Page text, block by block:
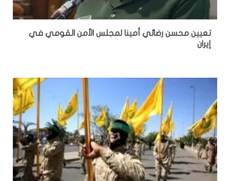
تعيين محسن رضائي أمينا لمجلس الأمن القومي في
إيران